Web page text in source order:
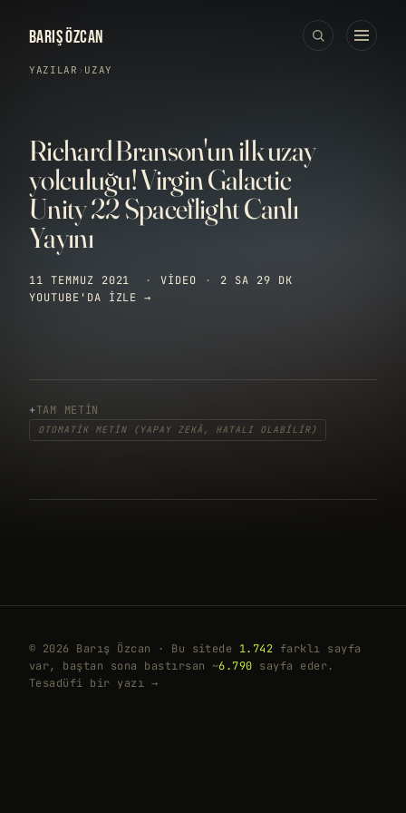
BARIŞ ÖZCAN
YAZILAR › UZAY
Richard Branson'un ilk uzay
yolculuğu! Virgin Galactic
Unity 22 Spaceflight Canlı
Yayını
11 TEMMUZ 2021 · VIDEO ·
2 SA 29 DK
YOUTUBE'DA IZLE →
TAM METIN
OTOMATIK METIN (YAPAY ZEKÂ, HATALI OLABILIR)
© 2026 Barış Özcan · Bu sitede 1.742 farklı sayfa
var, baştan sona bastırsan ~6.790 sayfa eder.
Tesadüfi bir yazı →